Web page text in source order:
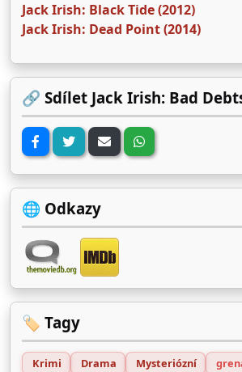
Jack Irish: Black Tide (2012)
Jack Irish: Dead Point (2014)
🔗 Sdílet Jack Irish: Bad
🌐 Odkazy
🏷️ Tagy
Krimi Drama Mysteriózní